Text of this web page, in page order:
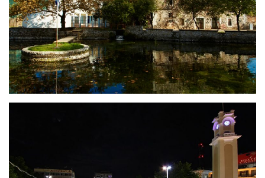
Драма